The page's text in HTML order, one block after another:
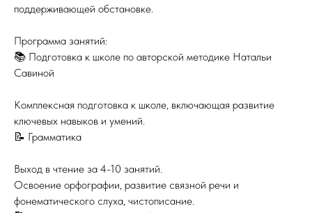
поддерживающей обстановке.
Программа занятий:
📚 Подготовка к школе по авторской методике Натальи
Савиной
Комплексная подготовка к школе, включающая развитие
ключевых навыков и умений.
📝 Грамматика
Выход в чтение за 4-10 занятий.
Освоение орфографии, развитие связной речи и
фонематического слуха, чистописание.